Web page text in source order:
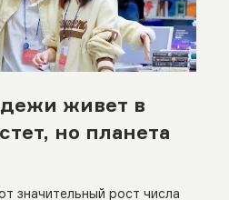
живет в
но планета
значительный рост числа